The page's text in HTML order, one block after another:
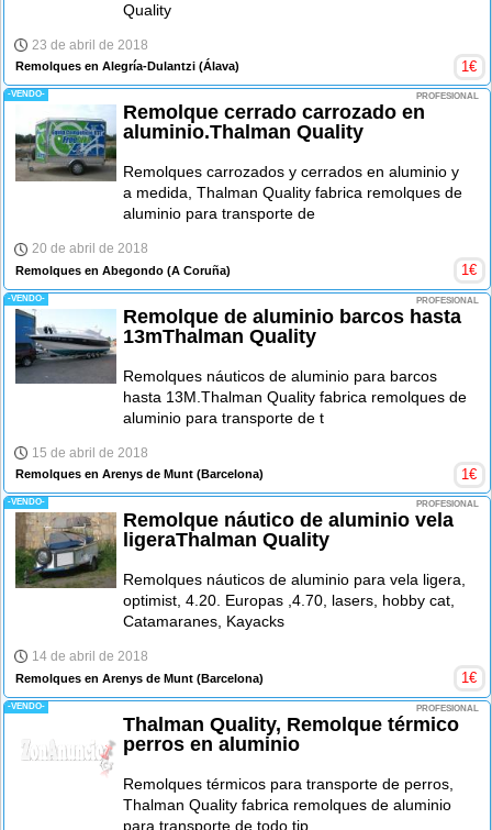
Quality
23 de abril de 2018
Remolques en Alegría-Dulantzi (Álava) 1€
-VENDO- PROFESIONAL
Remolque cerrado carrozado en
aluminio.Thalman Quality
Remolques carrozados y cerrados en aluminio y
a medida, Thalman Quality fabrica remolques de
aluminio para transporte de
20 de abril de 2018
Remolques en Abegondo (A Coruña) 1€
-VENDO- PROFESIONAL
Remolque de aluminio barcos hasta
13mThalman Quality
Remolques náuticos de aluminio para barcos
hasta 13M.Thalman Quality fabrica remolques de
aluminio para transporte de t
15 de abril de 2018
Remolques en Arenys de Munt (Barcelona) 1€
-VENDO- PROFESIONAL
Remolque náutico de aluminio vela
ligeraThalman Quality
Remolques náuticos de aluminio para vela ligera,
optimist, 4.20. Europas ,4.70, lasers, hobby cat,
Catamaranes, Kayacks
14 de abril de 2018
Remolques en Arenys de Munt (Barcelona) 1€
-VENDO- PROFESIONAL
Thalman Quality, Remolque térmico
perros en aluminio
Remolques térmicos para transporte de perros,
Thalman Quality fabrica remolques de aluminio
para transporte de todo tip